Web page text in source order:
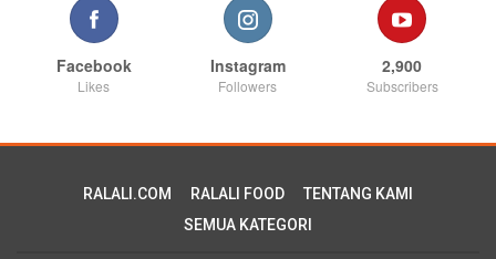
Facebook
Likes
Instagram
Followers
2,900
Subscribers
RALALI.COM RALALI FOOD
TENTANG KAMI
SEMUA KATEGORI